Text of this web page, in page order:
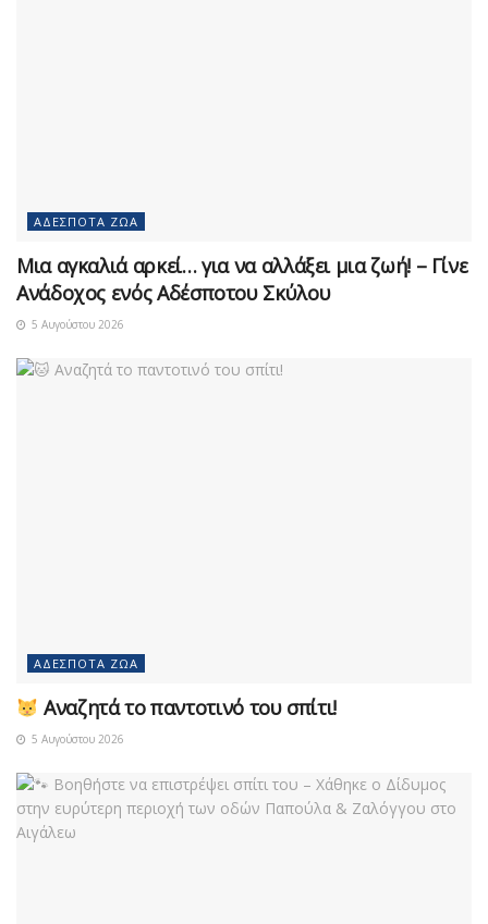
ΑΔΈΣΠΟΤΑ ΖΏΑ
Μια αγκαλιά αρκεί… για να αλλάξει μια ζωή! – Γίνε
Ανάδοχος ενός Αδέσποτου Σκύλου
5 Αυγούστου 2026
ΑΔΈΣΠΟΤΑ ΖΏΑ
Αναζητά το παντοτινό του σπίτι!
5 Αυγούστου 2026